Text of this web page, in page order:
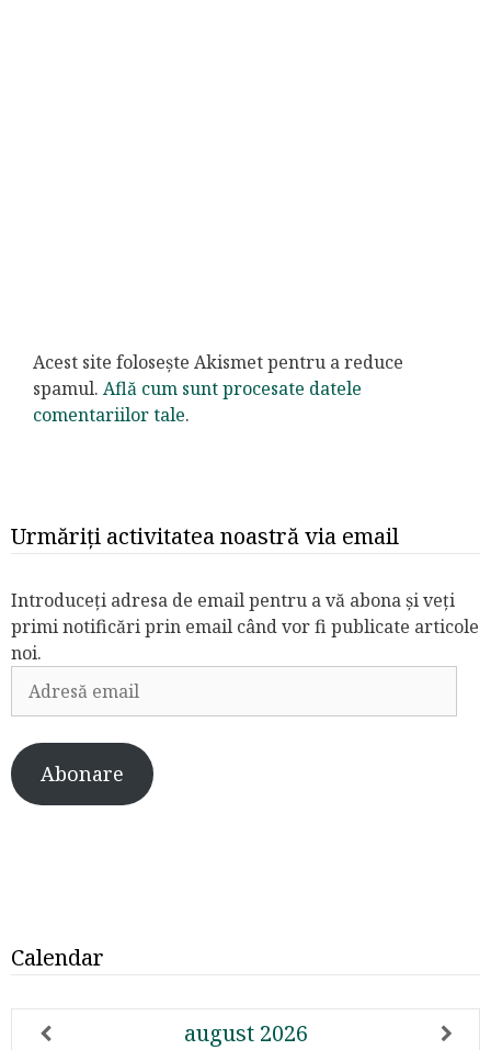
Acest site folosește Akismet pentru a reduce
spamul. Află cum sunt procesate datele
comentariilor tale.
Urmăriți activitatea noastră via email
Introduceți adresa de email pentru a vă abona și veți
primi notificări prin email când vor fi publicate articole
noi.
Adresă
email
Abonare
Calendar
august 2026